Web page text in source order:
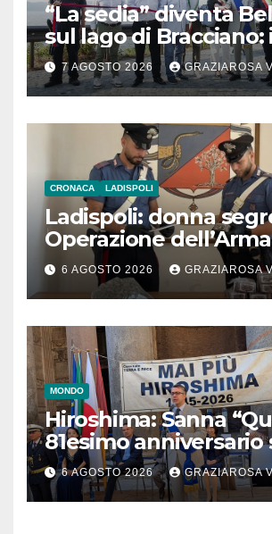
“La sedia” diventa
sul lago di Bracciano:
l’inaugurazione
7 AGOSTO 2026 GRAZIAROSA
CRONACA LADISPOLI
Ladispoli: donna
Operazione dell’Arma
6 AGOSTO 2026 GRAZIAROSA
MONDO
Hiroshima: Sanna
81esimo anniversario
monito per tutti”
6 AGOSTO 2026 GRAZIAROSA